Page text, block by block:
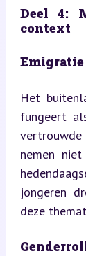
Deel 4:
context
Het
fungeert
nemen
jongeren
deze